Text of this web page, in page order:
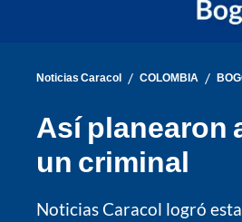
Noticias Caracol / COLOMBIA /
Así planearon
un criminal
Noticias Caracol logró